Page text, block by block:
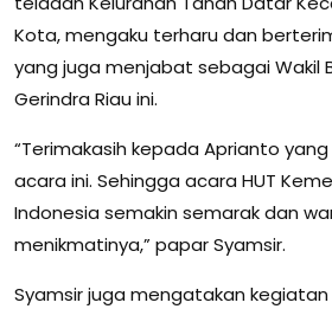
Kota, mengaku terharu dan
yang juga menjabat sebagai Wakil
Gerindra Riau ini.
“Terimakasih kepada Aprianto
acara ini. Sehingga acara HUT
Indonesia semakin semarak dan
menikmatinya,” papar Syamsir.
Syamsir juga mengatakan